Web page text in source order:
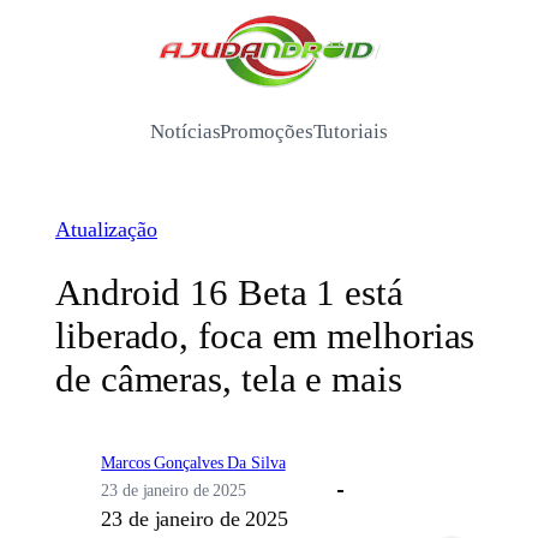
/
NotíciasPromoçõesTutoriais
Atualização
Android 16 Beta 1 está
liberado, foca em melhorias
de câmeras, tela e mais
Marcos Gonçalves Da Silva
23 de janeiro de 2025
23 de janeiro de 2025